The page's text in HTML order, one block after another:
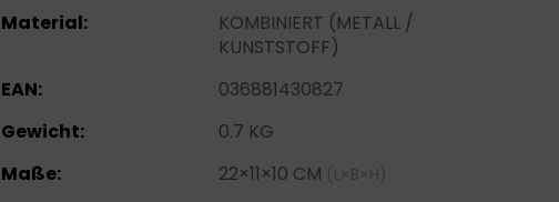
Material:
KOMBINIERT (METALL /
KUNSTSTOFF)
EAN:
036881430827
Gewicht:
0.7 KG
Maße:
22×11×10 CM (L×B×H)